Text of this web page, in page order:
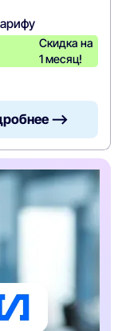
Скидка на
1 месяц!
—>